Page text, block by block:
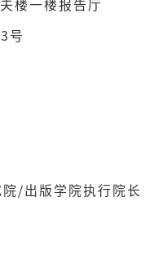
楼一楼报告厅
号
/出版学院执行院长